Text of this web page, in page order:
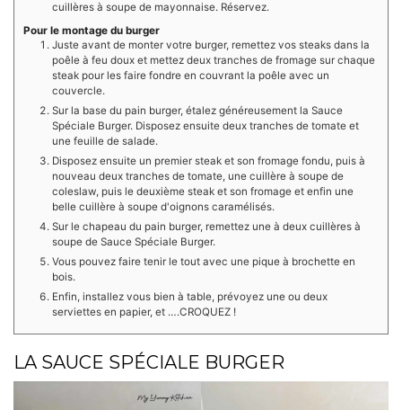
cuillères à soupe de mayonnaise. Réservez.
Pour le montage du burger
Juste avant de monter votre burger, remettez vos steaks dans la
poêle à feu doux et mettez deux tranches de fromage sur chaque
steak pour les faire fondre en couvrant la poêle avec un
couvercle.
Sur la base du pain burger, étalez généreusement la Sauce
Spéciale Burger. Disposez ensuite deux tranches de tomate et
une feuille de salade.
Disposez ensuite un premier steak et son fromage fondu, puis à
nouveau deux tranches de tomate, une cuillère à soupe de
coleslaw, puis le deuxième steak et son fromage et enfin une
belle cuillère à soupe d'oignons caramélisés.
Sur le chapeau du pain burger, remettez une à deux cuillères à
soupe de Sauce Spéciale Burger.
Vous pouvez faire tenir le tout avec une pique à brochette en
bois.
Enfin, installez vous bien à table, prévoyez une ou deux
serviettes en papier, et ….CROQUEZ !
LA SAUCE SPÉCIALE BURGER